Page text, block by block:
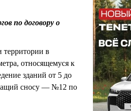
по договору о
территории в
относящемуся к
зданий от 5 до
сносу — №12 по